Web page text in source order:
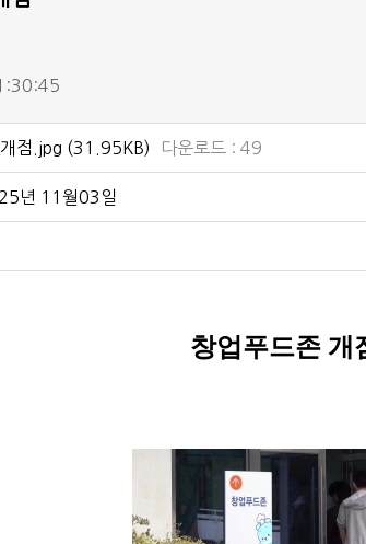
점.jpg (31.95KB) 다운로드 : 49
년 11월03일
창업푸드존 개